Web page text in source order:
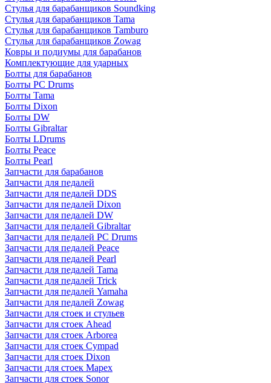
Стулья для барабанщиков Soundking
Стулья для барабанщиков Tama
Стулья для барабанщиков Tamburo
Стулья для барабанщиков Zowag
Ковры и подиумы для барабанов
Комплектующие для ударных
Болты для барабанов
Болты PC Drums
Болты Tama
Болты Dixon
Болты DW
Болты Gibraltar
Болты LDrums
Болты Peace
Болты Pearl
Запчасти для барабанов
Запчасти для педалей
Запчасти для педалей DDS
Запчасти для педалей Dixon
Запчасти для педалей DW
Запчасти для педалей Gibraltar
Запчасти для педалей PC Drums
Запчасти для педалей Peace
Запчасти для педалей Pearl
Запчасти для педалей Tama
Запчасти для педалей Trick
Запчасти для педалей Yamaha
Запчасти для педалей Zowag
Запчасти для стоек и стульев
Запчасти для стоек Ahead
Запчасти для стоек Arborea
Запчасти для стоек Cympad
Запчасти для стоек Dixon
Запчасти для стоек Mapex
Запчасти для стоек Sonor